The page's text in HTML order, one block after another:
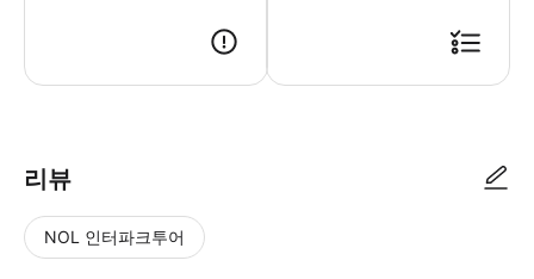
리뷰
NOL 인터파크투어